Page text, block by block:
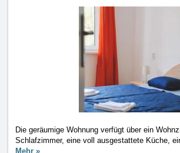
Die geräumige Wohnung verfügt über ein
Schlafzimmer, eine voll ausgestattete Küche,
Mehr »